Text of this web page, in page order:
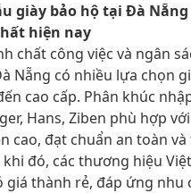
giày bảo hộ tại Đà
hiện nay
chất công việc và ngân
Nẵng có nhiều lựa chọn
cao cấp. Phân khúc
Hans, Ziben phù hợp
cao, đạt chuẩn an toàn
đó, các thương hiệu
giá thành rẻ, đáp ứng nhu